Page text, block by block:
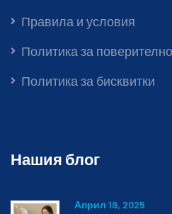
Правила и условия
Политика за
Политика за бисквитки
Нашия блог
Април 19, 2025